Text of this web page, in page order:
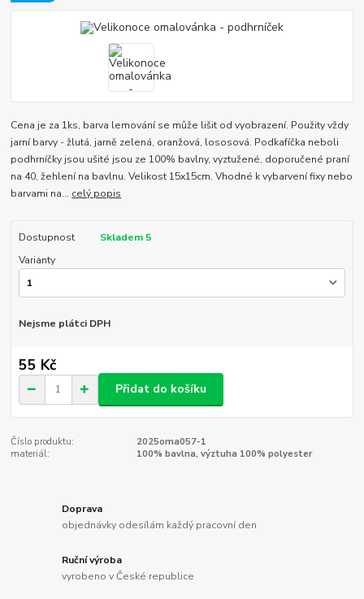
Cena je za 1ks, barva lemování se může lišit od vyobrazení. Použity vždy
jarní barvy - žlutá, jarně zelená, oranžová, lososová. Podkafíčka neboli
podhrníčky jsou ušité jsou ze 100% bavlny, vyztužené, doporučené praní
na 40, žehlení na bavlnu. Velikost 15x15cm. Vhodné k vybarvení fixy nebo
barvami na... celý popis
Dostupnost
Skladem 5
Varianty
Nejsme plátci DPH
55 Kč
Přidat do košíku
Číslo produktu:
2025oma057-1
materiál:
100% bavlna, výztuha 100% polyester
Doprava
objednávky odesílám každý pracovní den
Ruční výroba
vyrobeno v České republice